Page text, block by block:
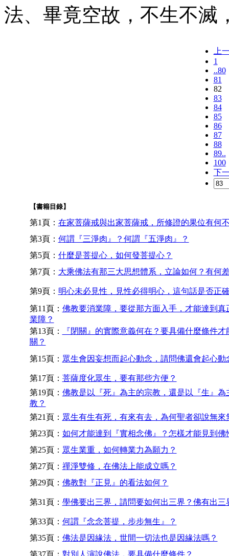
法、畢竟空故，不生不滅
上
1
..80
81
82
83
84
85
86
87
88
89..
100
下
【書籍目錄】
第1頁： 在家菩薩戒與出家菩薩戒，所修證的果位有何
第3頁： 何謂『三淨肉』？何謂『五淨肉』？
第5頁： 什麼是菩提心，如何發菩提心？
第7頁： 大乘佛法有那三大思想體系，立論如何？有何
第9頁： 明心未必見性，見性必得明心，這句話是否正
第11頁： 佛教要消業障，要從那方面入手，才能達到真
業障？
第13頁：
『閉關』的實際意義何在？要具備什麼條件才
關？
第15頁： 眾生會因妄想而起心動念，請問佛還會起心動
第17頁： 菩薩度化眾生，要有那些方便？
第19頁： 佛教是以『死』為主的宗教，還是以『生』為
教？
第21頁： 眾生有生有死，有來有去，為何聖者卻說無來
第23頁： 如何才能達到『實相念佛』？怎樣才能見到佛
第25頁： 眾生業重，如何轉業力為願力？
第27頁： 禪淨雙修，在佛法上能成立嗎？
第29頁： 佛教對『正見』的看法如何？
第31頁： 學佛要出三界，請問要如何出三界？佛有出三
第33頁： 何謂『念念菩提，步步無生』？
第35頁： 佛法是因緣法，世間一切法也是因緣法嗎？
第37頁： 對別人演說佛法，要具備什麼條件？